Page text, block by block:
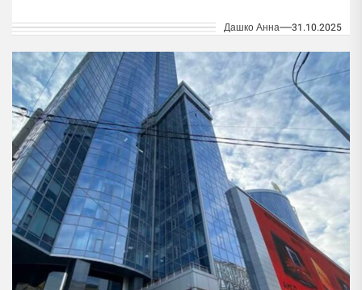
іпотекою.
Дашко Анна 31.10.2025